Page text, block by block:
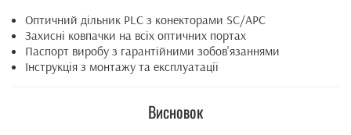
Оптичний дільник PLC з конекторами SC/APC
Захисні ковпачки на всіх оптичних портах
Паспорт виробу з гарантійними зобов'язаннями
Інструкція з монтажу та експлуатації
Висновок